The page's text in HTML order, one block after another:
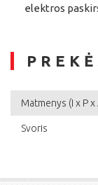
elektros
Matmenys (I x P x
Svoris